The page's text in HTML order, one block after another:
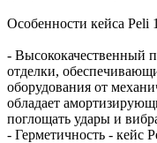
Особенности кейса Peli
- Высококачественный
отделки,
оборудования от
обладает
поглощать удары и
- Герметичность - кейс